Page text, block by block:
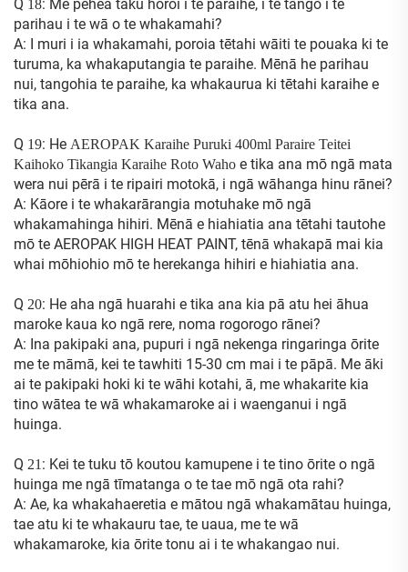
Q 18: Me pēhea taku horoi i te paraihe, i te tango i te
parihau i te wā o te whakamahi?
A: I muri i ia whakamahi, poroia tētahi wāiti te pouaka ki te
turuma, ka whakaputangia te paraihe. Mēnā he parihau
nui, tangohia te paraihe, ka whakaurua ki tētahi karaihe e
tika ana.
Q 19: He AEROPAK Karaihe Puruki 400ml Paraire Teitei
Kaihoko Tikangia Karaihe Roto Waho e tika ana mō ngā mata
wera nui pērā i te ripairi motokā, i ngā wāhanga hinu rānei?
A: Kāore i te whakarārangia motuhake mō ngā
whakamahinga hihiri. Mēnā e hiahiatia ana tētahi tautohe
mō te AEROPAK HIGH HEAT PAINT, tēnā whakapā mai kia
whai mōhiohio mō te herekanga hihiri e hiahiatia ana.
Q 20: He aha ngā huarahi e tika ana kia pā atu hei āhua
maroke kaua ko ngā rere, noma rogorogo rānei?
A: Ina pakipaki ana, pupuri i ngā nekenga ringaringa ōrite
me te māmā, kei te tawhiti 15-30 cm mai i te pāpā. Me āki
ai te pakipaki hoki ki te wāhi kotahi, ā, me whakarite kia
tino wātea te wā whakamaroke ai i waenganui i ngā
huinga.
Q 21 : Kei te tuku tō koutou kamupene i te tino ōrite o ngā
huinga me ngā tīmatanga o te tae mō ngā ota rahi?
A: Ae, ka whakahaeretia e mātou ngā whakamātau huinga,
tae atu ki te whakauru tae, te uaua, me te wā
whakamaroke, kia ōrite tonu ai i te whakangao nui.